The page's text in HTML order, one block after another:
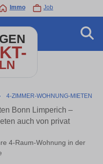
Immo Job
4-ZIMMER-WOHNUNG-MIETEN
Bonn Limperich –
auch von privat
4-Raum-Wohnung in der